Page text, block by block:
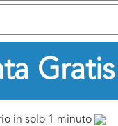
Gratis
in solo 1 minuto